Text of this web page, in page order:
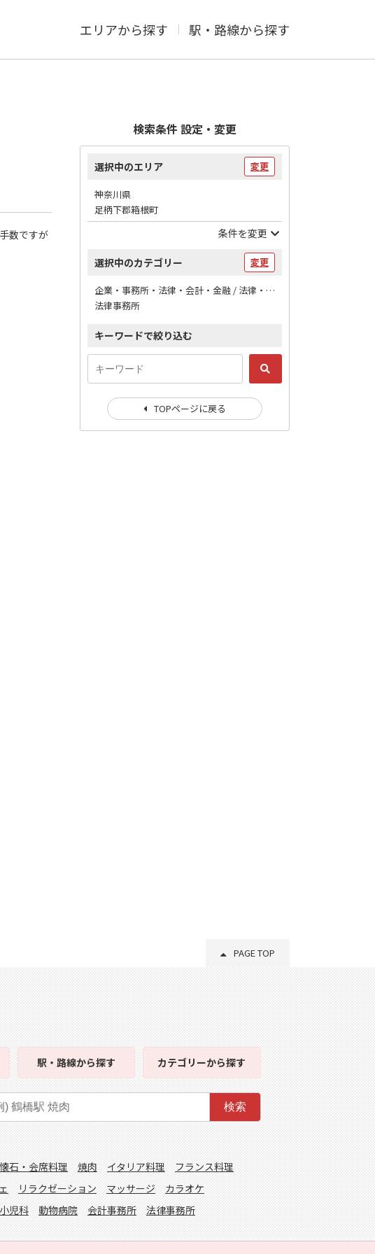
エリアから探す 駅・路線から探す
数ですが
検索条件 設定・変更
選択中のエリア 変更
神奈川県
足柄下郡箱根町
条件を変更
選択中のカテゴリー 変更
企業・事務所・法律・会計・金融 / 法律・会計
法律事務所
キーワードで絞り込む
TOPページに戻る
PAGE TOP
駅・路線から探す カテゴリーから探す
検索
懐石・会席料理 焼肉 イタリア料理
フランス料理
リラクゼーション マッサージ
カラオケ
小児科 動物病院 会計事務所 法律事務所